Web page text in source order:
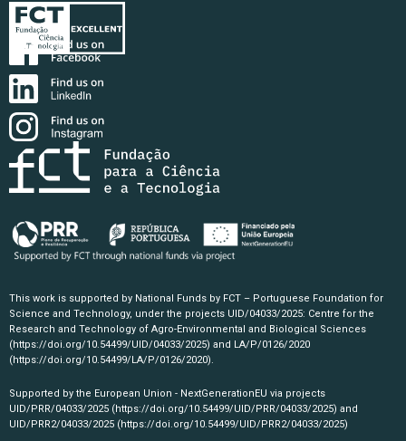
This work is supported by National Funds by FCT – Portuguese Foundation for
Science and Technology, under the projects UID/04033/2025: Centre for the
Research and Technology of Agro-Environmental and Biological Sciences
(https://doi.org/10.54499/UID/04033/2025) and LA/P/0126/2020
(https://doi.org/10.54499/LA/P/0126/2020).
Supported by the European Union - NextGenerationEU via projects
UID/PRR/04033/2025 (https://doi.org/10.54499/UID/PRR/04033/2025) and
UID/PRR2/04033/2025 (https://doi.org/10.54499/UID/PRR2/04033/2025)